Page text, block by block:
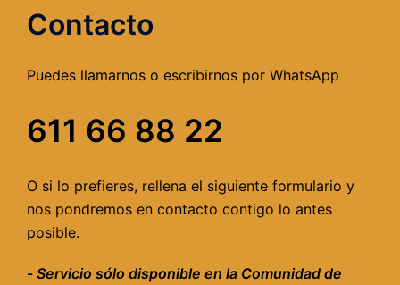
Contacto
Puedes llamarnos o escribirnos por WhatsApp
611 66 88 22
O si lo prefieres, rellena el siguiente formulario y
nos pondremos en contacto contigo lo antes
posible.
- Servicio sólo disponible en la Comunidad de